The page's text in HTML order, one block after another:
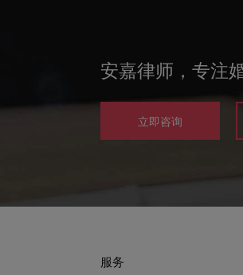
安嘉律师，专注
立即咨询
服务